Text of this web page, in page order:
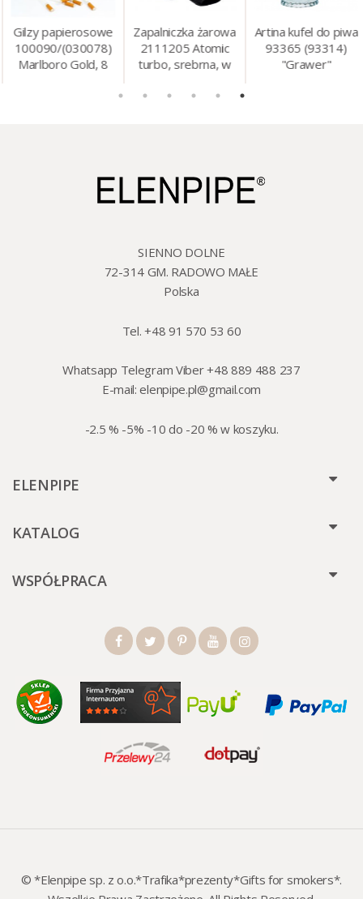
Gilzy papierosowe
100090/(030078)
Marlboro Gold, 8
Zapalniczka żarowa
2111205 Atomic
turbo, srebrna, w
Artina kufel do piwa
93365 (93314)
"Grawer"
SIENNO DOLNE
72-314 GM. RADOWO MAŁE
Polska
Tel. +48 91 570 53 60
Whatsapp Telegram Viber +48 889 488 237
E-mail:elenpipe.pl@gmail.com
-2.5 % -5% -10 do -20 % w koszyku.
ELENPIPE
KATALOG
WSPÓŁPRACA
© *Elenpipe sp. z o.o.*Trafika*prezenty*Gifts for smokers*.